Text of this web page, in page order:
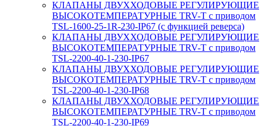
КЛАПАНЫ ДВУХХОДОВЫЕ РЕГУЛИРУЮЩИЕ
ВЫСОКОТЕМПЕРАТУРНЫЕ TRV-T с приводом
TSL-1600-25-1R-230-IP67 (с функцией реверса)
КЛАПАНЫ ДВУХХОДОВЫЕ РЕГУЛИРУЮЩИЕ
ВЫСОКОТЕМПЕРАТУРНЫЕ TRV-T с приводом
TSL-2200-40-1-230-IP67
КЛАПАНЫ ДВУХХОДОВЫЕ РЕГУЛИРУЮЩИЕ
ВЫСОКОТЕМПЕРАТУРНЫЕ TRV-T с приводом
TSL-2200-40-1-230-IP68
КЛАПАНЫ ДВУХХОДОВЫЕ РЕГУЛИРУЮЩИЕ
ВЫСОКОТЕМПЕРАТУРНЫЕ TRV-T с приводом
TSL-2200-40-1-230-IP69